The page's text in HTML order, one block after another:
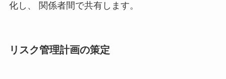
化し、 関係者間で共有します。
リスク管理計画の策定